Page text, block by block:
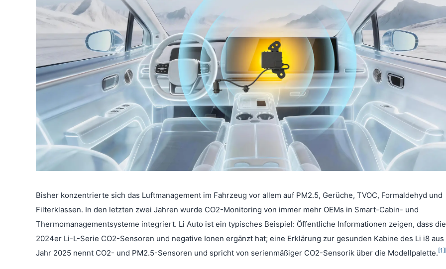
Bisher konzentrierte sich das Luftmanagement im Fahrzeug vor allem auf PM2.5, Gerüche, TVOC, Formaldehyd und
Filterklassen. In den letzten zwei Jahren wurde CO2-Monitoring von immer mehr OEMs in Smart-Cabin- und
Thermomanagementsysteme integriert. Li Auto ist ein typisches Beispiel: Öffentliche Informationen zeigen, dass die
2024er Li-L-Serie CO2-Sensoren und negative Ionen ergänzt hat; eine Erklärung zur gesunden Kabine des Li i8 aus
Jahr 2025 nennt CO2- und PM2.5-Sensoren und spricht von serienmäßiger CO2-Sensorik über die Modellpalette.[1]